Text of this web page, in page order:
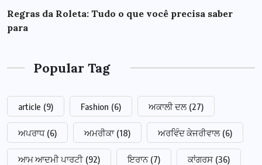
Regras da Roleta: Tudo o que você precisa saber
para
Popular Tag
article (9) Fashion (6) ਅਕਾਲੀ ਦਲ (27)
ਅਪਰਾਧ (6) ਅਮਰੀਕਾ (18) ਅਰਵਿੰਦ ਕੇਜਰੀਵਾਲ (6)
ਆਮ ਆਦਮੀ ਪਾਰਟੀ (92) ਇਰਾਨ (7) ਕਾਂਗਰਸ (36)